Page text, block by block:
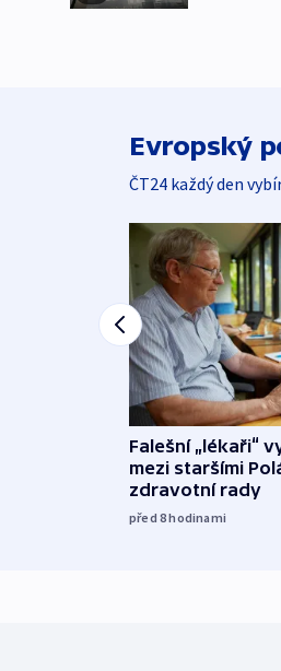
Evropský
ČT24 každý den
Falešní „lékaři“
mezi staršími
zdravotní rady
před 8hodinami